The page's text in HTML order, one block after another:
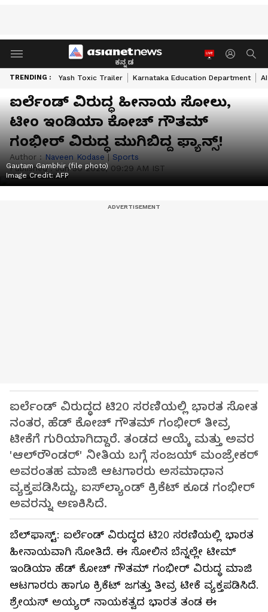
ಕನ್ನಡ
TRENDING : Yash Toxic Trailer Karnataka Education Department
ಐರ್ಲೆಂಡ್ ವಿರುದ್ಧ ಹೀನಾಯ ಸೋಲು,
ಟೀಂ ಇಂಡಿಯಾ ಕೋಚ್ ಗೌತಮ್
ಗಂಭೀರ್ ವಿರುದ್ಧ ಮುಗಿಬಿದ್ದ ಫ್ಯಾನ್ಸ್!
Author : Naveen Kodase | Sports
Published :Jun 30 2026, 09:29 AM IST
Gautam Gambhir (file photo)
Image Credit:AFP
ಐರ್ಲೆಂಡ್ ವಿರುದ್ಧದ ಟಿ20 ಸರಣಿಯಲ್ಲಿ ಭಾರತ ಸೋತ
ನಂತರ, ಹೆಡ್ ಕೋಚ್ ಗೌತಮ್ ಗಂಭೀರ್ ತೀವ್ರ
ಟೀಕೆಗೆ ಗುರಿಯಾಗಿದ್ದಾರೆ. ತಂಡದ ಆಯ್ಕೆ ಮತ್ತು ಅವರ
'ಆಲ್‌ರೌಂಡರ್' ನೀತಿಯ ಬಗ್ಗೆ ಸಂಜಯ್ ಮಂಜ್ರೇಕರ್
ಅವರಂತಹ ಮಾಜಿ ಆಟಗಾರರು ಅಸಮಾಧಾನ
ವ್ಯಕ್ತಪಡಿಸಿದ್ದು, ಐಸ್‌ಲ್ಯಾಂಡ್ ಕ್ರಿಕೆಟ್ ಕೂಡ ಗಂಭೀರ್
ಅವರನ್ನು ಅಣಕಿಸಿದೆ.
ಬೆಲ್‌ಫಾಸ್ಟ್: ಐರ್ಲೆಂಡ್ ವಿರುದ್ಧದ ಟಿ20 ಸರಣಿಯಲ್ಲಿ ಭಾರತ
ಹೀನಾಯವಾಗಿ ಸೋತಿದೆ. ಈ ಸೋಲಿನ ಬೆನ್ನಲ್ಲೇ ಟೀಮ್
ಇಂಡಿಯಾ ಹೆಡ್ ಕೋಚ್ ಗೌತಮ್ ಗಂಭೀರ್ ವಿರುದ್ಧ ಮಾಜಿ
ಆಟಗಾರರು ಹಾಗೂ ಕ್ರಿಕೆಟ್ ಜಗತ್ತು ತೀವ್ರ ಟೀಕೆ ವ್ಯಕ್ತಪಡಿಸಿದೆ.
ಶ್ರೇಯಸ್ ಅಯ್ಯರ್ ನಾಯಕತ್ವದ ಭಾರತ ತಂಡ ಈ